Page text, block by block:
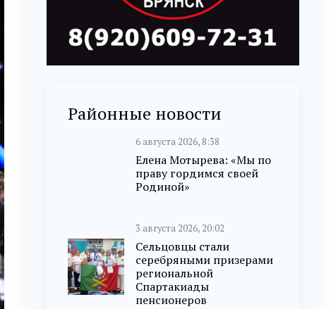
Районные новости
6 августа 2026, 8:38
Елена Мотырева: «Мы по
праву гордимся своей
Родиной»
3 августа 2026, 20:02
Сельцовцы стали
серебряными призерами
региональной
Спартакиады
пенсионеров